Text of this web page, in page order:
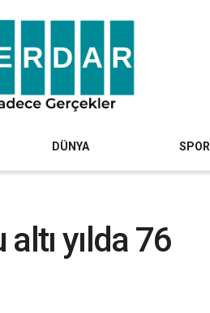
DÜNYA SPOR
altı yılda 76